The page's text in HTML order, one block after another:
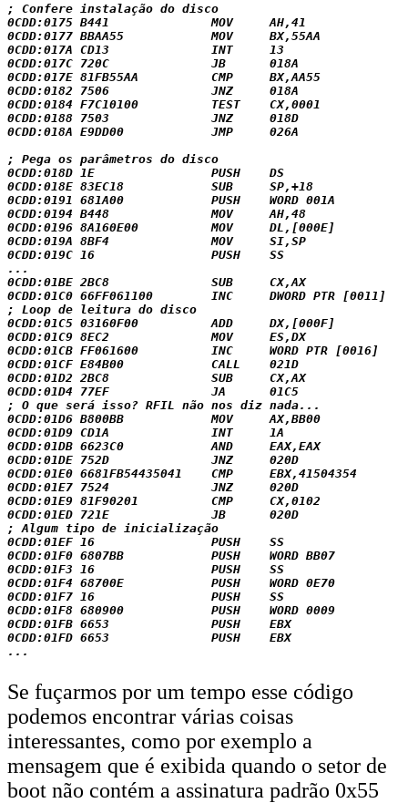
; Confere instalação do disco
0CDD:0175 B441              MOV     AH,41
0CDD:0177 BBAA55            MOV     BX,55AA
0CDD:017A CD13              INT     13
0CDD:017C 720C              JB      018A
0CDD:017E 81FB55AA          CMP     BX,AA55
0CDD:0182 7506              JNZ     018A
0CDD:0184 F7C10100          TEST    CX,0001
0CDD:0188 7503              JNZ     018D
0CDD:018A E9DD00            JMP     026A
; Pega os parâmetros do disco
0CDD:018D 1E                PUSH    DS
0CDD:018E 83EC18            SUB     SP,+18
0CDD:0191 681A00            PUSH    WORD 001A
0CDD:0194 B448              MOV     AH,48
0CDD:0196 8A160E00          MOV     DL,[000E]
0CDD:019A 8BF4              MOV     SI,SP
0CDD:019C 16                PUSH    SS
...
0CDD:01BE 2BC8              SUB     CX,AX
0CDD:01C0 66FF061100        INC     DWORD PTR [0011]
; Loop de leitura do disco
0CDD:01C5 03160F00          ADD     DX,[000F]
0CDD:01C9 8EC2              MOV     ES,DX
0CDD:01CB FF061600          INC     WORD PTR [0016]
0CDD:01CF E84B00            CALL    021D
0CDD:01D2 2BC8              SUB     CX,AX
0CDD:01D4 77EF              JA      01C5
; O que será isso? RFIL não nos diz nada...
0CDD:01D6 B800BB            MOV     AX,BB00
0CDD:01D9 CD1A              INT     1A
0CDD:01DB 6623C0            AND     EAX,EAX
0CDD:01DE 752D              JNZ     020D
0CDD:01E0 6681FB54435041    CMP     EBX,41504354
0CDD:01E7 7524              JNZ     020D
0CDD:01E9 81F90201          CMP     CX,0102
0CDD:01ED 721E              JB      020D
; Algum tipo de inicialização
0CDD:01EF 16                PUSH    SS
0CDD:01F0 6807BB            PUSH    WORD BB07
0CDD:01F3 16                PUSH    SS
0CDD:01F4 68700E            PUSH    WORD 0E70
0CDD:01F7 16                PUSH    SS
0CDD:01F8 680900            PUSH    WORD 0009
0CDD:01FB 6653              PUSH    EBX
0CDD:01FD 6653              PUSH    EBX
Se fuçarmos por um tempo esse código
podemos encontrar várias coisas
interessantes, como por exemplo a
mensagem que é exibida quando o setor de
boot não contém a assinatura padrão 0x55